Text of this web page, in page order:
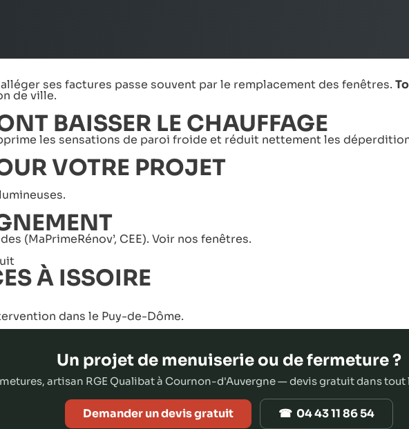
ses factures passe souvent par le remplacement des fenêtres.
de ville.
BAISSER LE CHAUFFAGE
les sensations de paroi froide et réduit nettement les
VOTRE PROJET
(MaPrimeRénov’, CEE). Voir nos fenêtres.
À ISSOIRE
dans le Puy-de-Dôme.
Un projet de menuiserie ou de fermeture ?
artisan RGE Qualibat à Cournon-d'Auvergne — devis gratuit dans
Demander un devis gratuit ☎ 04 43 11 86 54